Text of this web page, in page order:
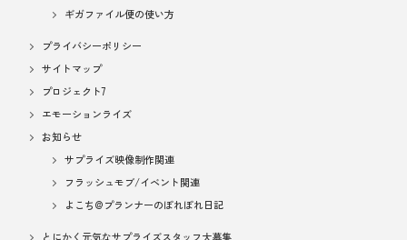
ギガファイル便の使い方
プライバシーポリシー
サイトマップ
プロジェクト7
エモーションライズ
お知らせ
サプライズ映像制作関連
フラッシュモブ/イベント関連
よこち@プランナーのぽれぽれ日記
とにかく元気なサプライズスタッフ大募集